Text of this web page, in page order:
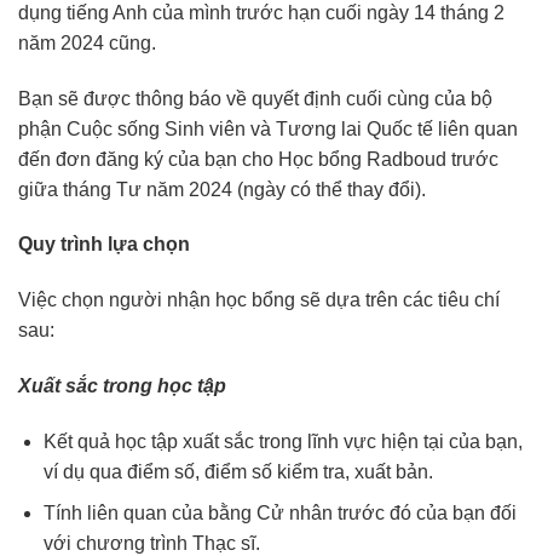
dụng tiếng Anh của mình trước hạn cuối ngày 14 tháng 2
năm 2024 cũng.
Bạn sẽ được thông báo về quyết định cuối cùng của bộ
phận Cuộc sống Sinh viên và Tương lai Quốc tế liên quan
đến đơn đăng ký của bạn cho Học bổng Radboud trước
giữa tháng Tư năm 2024 (ngày có thể thay đổi).
Quy trình lựa chọn
Việc chọn người nhận học bổng sẽ dựa trên các tiêu chí
sau:
Xuất sắc trong học tập
Kết quả học tập xuất sắc trong lĩnh vực hiện tại của bạn,
ví dụ qua điểm số, điểm số kiểm tra, xuất bản.
Tính liên quan của bằng Cử nhân trước đó của bạn đối
với chương trình Thạc sĩ.